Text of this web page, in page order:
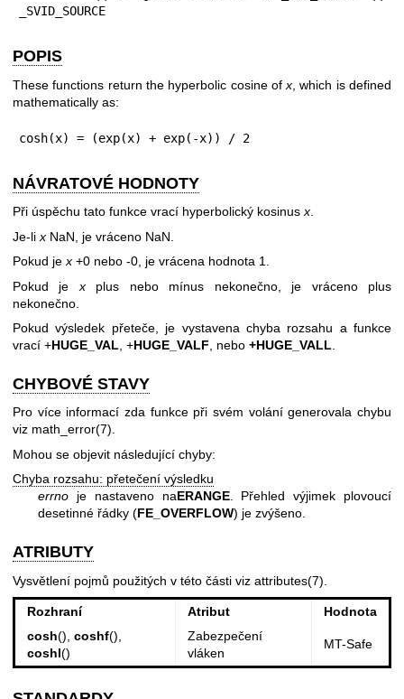
_SVID_SOURCE
POPIS
These functions return the hyperbolic cosine ofx , which is defined
mathematically as:
cosh(x) = (exp(x) + exp(-x)) / 2
NÁVRATOVÉ HODNOTY
Při úspěchu tato funkce vrací hyperbolický kosinusx.
Je-li x NaN, je vráceno NaN.
Pokud je x +0 nebo -0, je vrácena hodnota 1.
Pokud je xplus nebo mínus nekonečno, je vráceno plus
nekonečno.
Pokud výsledek přeteče, je vystavena chyba rozsahu a funkce
vrací +HUGE_VAL , +HUGE_VALF , nebo +HUGE_VALL
CHYBOVÉ STAVY
Pro více informací zda funkce při svém volání generovala chybu
viz math_error(7).
Mohou se objevit následující chyby:
Chyba rozsahu: přetečení výsledku
errno je nastaveno naERANGE. Přehled výjimek plovoucí
desetinné řádky (FE_OVERFLOW) je zvýšeno.
ATRIBUTY
Vysvětlení pojmů použitých v této části viz attributes(7)
Rozhraní Atribut
Hodnota
cosh(), coshf(),
coshl()
Zabezpečení
vláken
MT-Safe